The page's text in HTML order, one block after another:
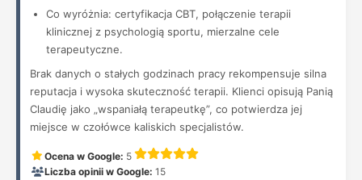
Co wyróżnia: certyfikacja CBT, połączenie terapii
klinicznej z psychologią sportu, mierzalne cele
terapeutyczne.
Brak danych o stałych godzinach pracy rekompensuje silna
reputacja i wysoka skuteczność terapii. Klienci opisują Panią
Claudię jako „wspaniałą terapeutkę”, co potwierdza jej
miejsce w czołówce kaliskich specjalistów.
Ocena w Google: 5
Liczba opinii w Google: 15